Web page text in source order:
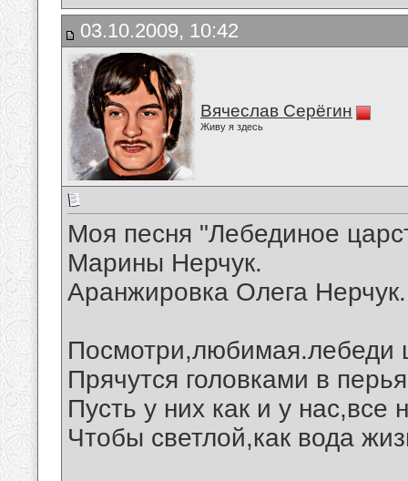
03.10.2009, 10:42
Вячеслав Серёгин
Живу я здесь
Моя песня "Лебединое
Марины Нерчук.
Аранжировка Олега
Посмотри,любимая.лебеди
Прячутся головками в
Пусть у них как и у нас,все
Чтобы светлой,как вода